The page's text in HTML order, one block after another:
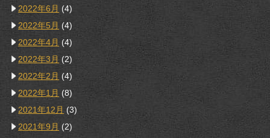
2022年6月 (4)
2022年5月 (4)
2022年4月 (4)
2022年3月 (2)
2022年2月 (4)
2022年1月 (8)
2021年12月 (3)
2021年9月 (2)